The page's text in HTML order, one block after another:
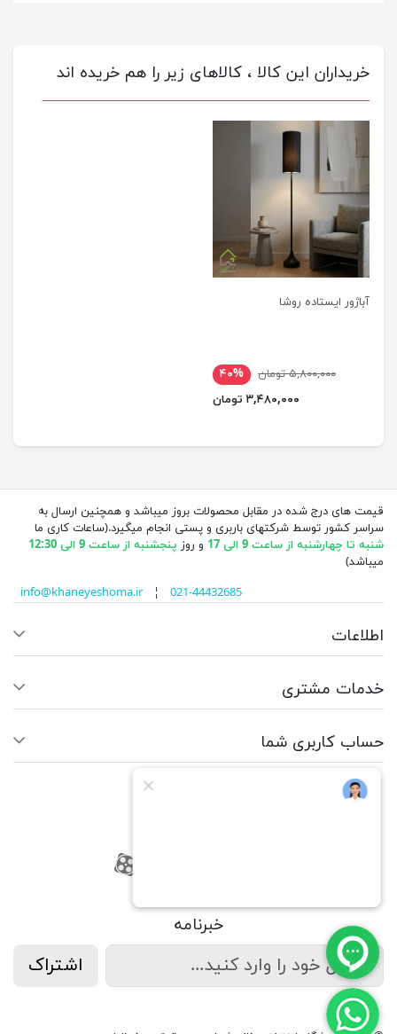
خریداران این کالا ، کالاهای زیر را هم خریده اند
آباژور ایستاده روشا
۵,۸۰۰,۰۰۰ تومان
۴۰%
۳,۴۸۰,۰۰۰ تومان
قیمت های درج شده در مقابل محصولات بروز میباشد و همچنین ارسال به
سراسر کشور توسط شرکتهای باربری و پستی انجام میگیرد.(ساعات کاری ما
شنبه تا چهارشنبه از ساعت 9 الی 17
و روز پنجشنبه از ساعت 9 الی 12:30
میباشد)
info@khaneyeshoma.ir¦ 021-44432685
اطلاعات
خدمات مشتری
حساب کاربری شما
کانال آپارات
کانال آپارات
خبرنامه
اشتراک